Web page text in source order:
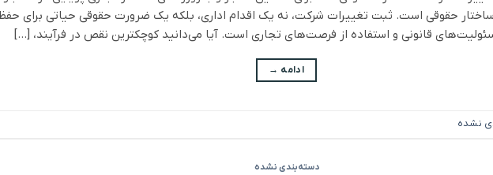
ساختار حقوقی است. ثبت تغییرات شرکت، نه یک اقدام اداری، بلکه یک ضرورت حقوقی حیاتی برای
قانونی و استفاده از فرصت‌های تجاری است. آیا می‌دانید کوچکترین نقص در فرآیند، […]
ادامه →
نشده
دسته‌بندی نشده